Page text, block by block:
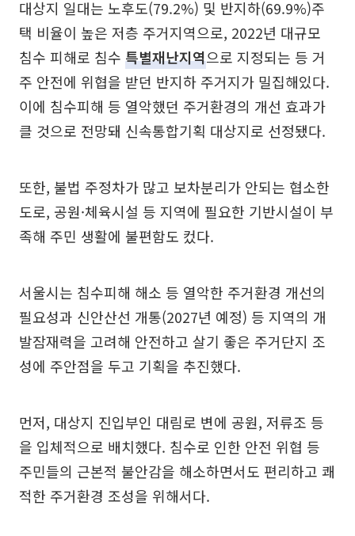
대상지 일대는 노후도(79.2%) 및 반지하(69.9%)주
택 비율이 높은 저층 주거지역으로, 2022년 대규모
침수 피해로 침수 특별재난지역으로 지정되는 등 거
주 안전에 위협을 받던 반지하 주거지가 밀집해있다.
이에 침수피해 등 열악했던 주거환경의 개선 효과가
클 것으로 전망돼 신속통합기획 대상지로 선정됐다.
또한, 불법 주정차가 많고 보차분리가 안되는 협소한
도로, 공원·체육시설 등 지역에 필요한 기반시설이 부
족해 주민 생활에 불편함도 컸다.
서울시는 침수피해 해소 등 열악한 주거환경 개선의
필요성과 신안산선 개통(2027년 예정) 등 지역의 개
발잠재력을 고려해 안전하고 살기 좋은 주거단지 조
성에 주안점을 두고 기획을 추진했다.
먼저, 대상지 진입부인 대림로 변에 공원, 저류조 등
을 입체적으로 배치했다. 침수로 인한 안전 위협 등
주민들의 근본적 불안감을 해소하면서도 편리하고 쾌
적한 주거환경 조성을 위해서다.